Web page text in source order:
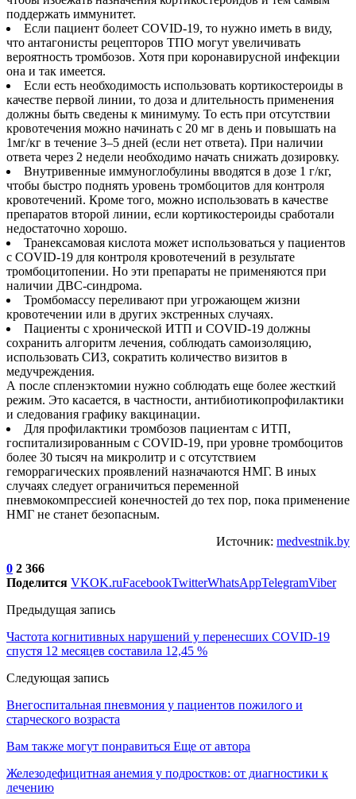
поддержать иммунитет.
Если пациент болеет COVID-19, то нужно иметь в виду,
что антагонисты рецепторов ТПО могут увеличивать
вероятность тромбозов. Хотя при коронавирусной инфекции
она и так имеется.
Если есть необходимость использовать кортикостероиды в
качестве первой линии, то доза и длительность применения
должны быть сведены к минимуму. То есть при отсутствии
кровотечения можно начинать с 20 мг в день и повышать на
1мг/кг в течение 3–5 дней (если нет ответа). При наличии
ответа через 2 недели необходимо начать снижать дозировку.
Внутривенные иммуноглобулины вводятся в дозе 1 г/кг,
чтобы быстро поднять уровень тромбоцитов для контроля
кровотечений. Кроме того, можно использовать в качестве
препаратов второй линии, если кортикостероиды сработали
недостаточно хорошо.
Транексамовая кислота может использоваться у пациентов
с COVID-19 для контроля кровотечений в результате
тромбоцитопении. Но эти препараты не применяются при
наличии ДВС-синдрома.
Тромбомассу переливают при угрожающем жизни
кровотечении или в других экстренных случаях.
Пациенты с хронической ИТП и COVID-19 должны
сохранить алгоритм лечения, соблюдать самоизоляцию,
использовать СИЗ, сократить количество визитов в
медучреждения.
А после спленэктомии нужно соблюдать еще более жесткий
режим. Это касается, в частности, антибиотикопрофилактики
и следования графику вакцинации.
Для профилактики тромбозов пациентам с ИТП,
госпитализированным с COVID-19, при уровне тромбоцитов
более 30 тысяч на микролитр и с отсутствием
геморрагических проявлений назначаются НМГ. В иных
случаях следует ограничиться переменной
пневмокомпрессией конечностей до тех пор, пока применение
НМГ не станет безопасным.
Источник: medvestnik.by
0 2 366
Поделится VKOK.ruFacebookTwitterWhatsAppTelegramViber
Предыдущая запись
Частота когнитивных нарушений у перенесших COVID-19
спустя 12 месяцев составила 12,45 %
Следующая запись
Внегоспитальная пневмония у пациентов пожилого и
старческого возраста
Вам также могут понравиться Еще от автора
Железодефицитная анемия у подростков: от диагностики к
лечению